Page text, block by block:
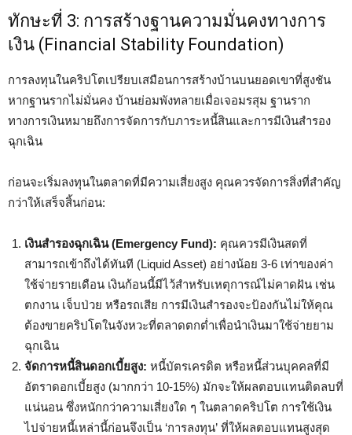
ทักษะที่ 3: การสร้างฐานความมั่นคงทางการ
เงิน (Financial Stability Foundation)
การลงทุนในคริปโตเปรียบเสมือนการสร้างบ้านบนยอดเขาที่สูงชัน
หากฐานรากไม่มั่นคง บ้านย่อมพังทลายเมื่อเจอมรสุม ฐานราก
ทางการเงินหมายถึงการจัดการกับภาระหนี้สินและการมีเงินสำรอง
ฉุกเฉิน
ก่อนจะเริ่มลงทุนในตลาดที่มีความเสี่ยงสูง คุณควรจัดการสิ่งที่สำคัญ
กว่าให้เสร็จสิ้นก่อน:
เงินสำรองฉุกเฉิน (Emergency Fund): คุณควรมีเงินสดที่
สามารถเข้าถึงได้ทันที (Liquid Asset) อย่างน้อย 3-6 เท่าของค่า
ใช้จ่ายรายเดือน เงินก้อนนี้มีไว้สำหรับเหตุการณ์ไม่คาดฝัน เช่น
ตกงาน เจ็บป่วย หรือรถเสีย การมีเงินสำรองจะป้องกันไม่ให้คุณ
ต้องขายคริปโตในจังหวะที่ตลาดตกต่ำเพื่อนำเงินมาใช้จ่ายยาม
ฉุกเฉิน
จัดการหนี้สินดอกเบี้ยสูง: หนี้บัตรเครดิต หรือหนี้ส่วนบุคคลที่มี
อัตราดอกเบี้ยสูง (มากกว่า 10-15%) มักจะให้ผลตอบแทนติดลบที่
แน่นอน ซึ่งหนักกว่าความเสี่ยงใด ๆ ในตลาดคริปโต การใช้เงิน
ไปจ่ายหนี้เหล่านี้ก่อนจึงเป็น ‘การลงทุน’ ที่ให้ผลตอบแทนสูงสุด